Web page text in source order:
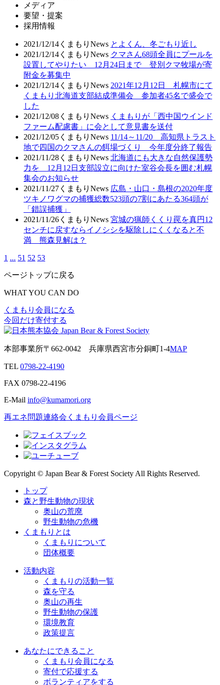
メディア
要望・提案
採用情報
2021/12/14 くまもりNews とよくん、冬ごもり近し
2021/12/14 くまもりNews クマさん68頭全員にプールを
設置してやりたい 12月24日まで 登別クマ牧場が寄
附金を募集中
2021/12/14 くまもりNews 2021年12月12日 札幌市にて
くまもり北海道支部結成準備会 参加者45名で盛会で
した
2021/12/08 くまもりNews くまもりが「西中国ウインド
ファーム配慮書」に会として意見書を送付
2021/12/05 くまもりNews 11/14～11/20 高知県トラスト
地で四国のクマさんの餌場づくり 今年度分終了報告
2021/11/28 くまもりNews 北海道にも大きな自然保護勢
力を 12月12日支部設立に向けた室谷会長を囲む札幌
集会のお知らせ
2021/11/27 くまもりNews 広島・山口・島根の2020年度
ツキノワグマの捕獲総数523頭の7割にあたる364頭が
「錯誤捕獲」
2021/11/26 くまもりNews 宮城の猟師くくり罠を真円12
センチに戻すならイノシシを駆除しにくくなると不
満 熊森見解は？
1 ... 51 52 53
ページトップに戻る
WHAT YOU CAN DO
くまもり会員になる
今回だけ寄付する
本部事業所〒662-0042 兵庫県西宮市分銅町1-4MAP
TEL 0798-22-4190
FAX 0798-22-4196
E-Mail info@kumamori.org
再エネ問題連絡会 くまもり会員ページ
Copyright © Japan Bear & Forest Society All Rights Reserved.
トップ
森と野生動物の現状
奥山の荒廃
野生動物の危機
くまもりとは
くまもりについて
団体概要
活動内容
くまもりの活動一覧
森を守る
奥山の再生
野生動物の保護
環境教育
政策提言
あなたにできること
くまもり会員になる
寄付で応援する
ボランティアをする